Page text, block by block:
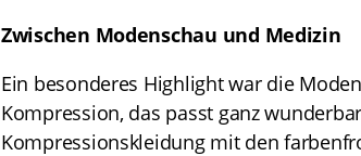
Zwischen Modenschau und Medizin
Ein besonderes Highlight war die
Kompression, das passt ganz
Kompressionskleidung mit den